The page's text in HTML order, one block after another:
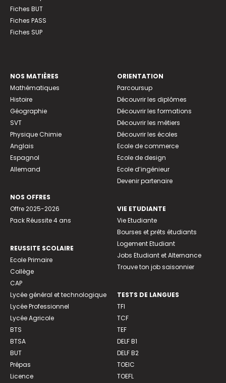
Fiches BUT
Fiches PASS
Fiches SUP
NOS MATIÈRES
Mathématiques
Histoire
Géographie
SVT
Physique Chimie
Anglais
Espagnol
Allemand
NOS OFFRES
Offre 2025-2026
Pack Réussite 4 ans
REUSSITE SCOLAIRE
Ecole Primaire
Collège
CAP
Lycée général et technologique
Lycée Professionnel
Lycée Agricole
BTS
BTSA
BUT
Prépas
Licence
ORIENTATION
Parcoursup
Découvrir les diplômes
Découvrir les formations
Découvrir les métiers
Découvrir les écoles
Ecole de commerce
Ecole de design
Ecole d’ingénieur
Devenir partenaire
VIE ETUDIANTE
Vie Etudiante
Bourses et prêts étudiants
Logement Etudiant
Jobs Etudiant et Alternance
Trouve ton job saisonnier
TESTS DE LANGUES
TFI
TCF
TEF
DELF B1
DELF B2
TOEIC
TOEFL